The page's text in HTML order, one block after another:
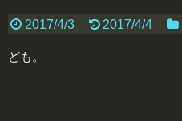
2017/4/3 2017/4/4
ども。